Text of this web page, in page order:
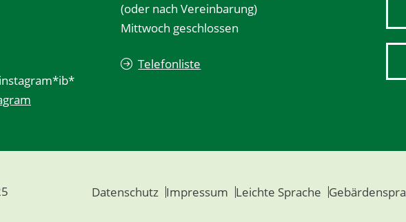
(oder nach Vereinbarung)
Mittwoch geschlossen
Telefonliste
Datenschutz Impressum Leichte Sprache